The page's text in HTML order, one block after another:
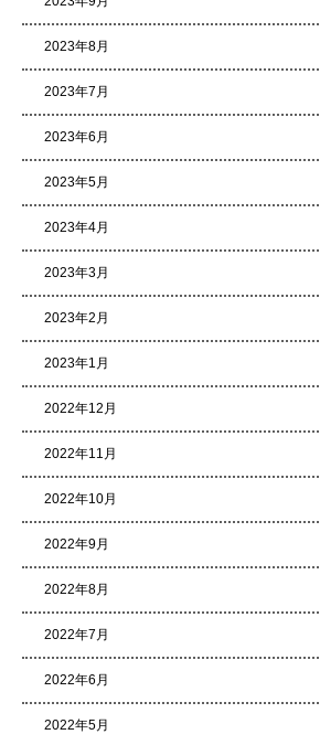
2023年8月
2023年7月
2023年6月
2023年5月
2023年4月
2023年3月
2023年2月
2023年1月
2022年12月
2022年11月
2022年10月
2022年9月
2022年8月
2022年7月
2022年6月
2022年5月